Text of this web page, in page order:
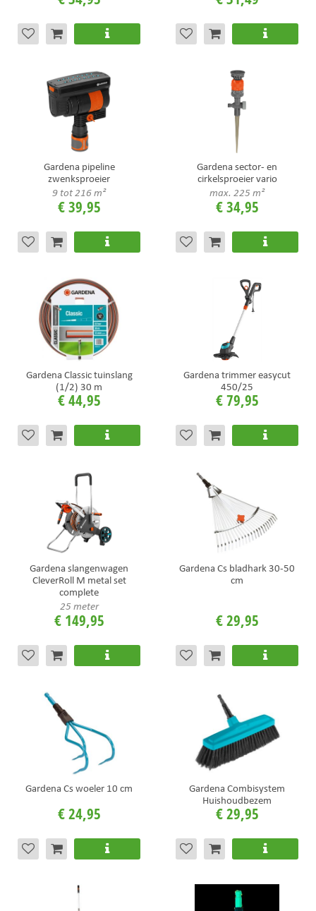
Gardena pipeline
zwenksproeier
9 tot 216 m²
€39,95
Gardena sector- en
cirkelsproeier vario
max. 225 m²
€34,95
Gardena Classic tuinslang
(1/2) 30 m
€44,95
Gardena trimmer easycut
450/25
€79,95
Gardena slangenwagen
CleverRoll M metal set
complete
25 meter
€ 149,95
Gardena Cs bladhark 30-50
cm
€29,95
Gardena Cs woeler 10 cm
€24,95
Gardena Combisystem
Huishoudbezem
€29,95